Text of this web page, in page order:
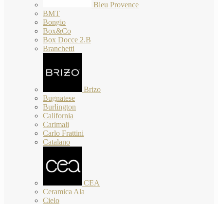
Bleu Provence
BMT
Bongio
Box&Co
Box Docce 2.B
Branchetti
Brizo
Bugnatese
Burlington
California
Carimali
Carlo Frattini
Catalano
CEA
Ceramica Ala
Cielo